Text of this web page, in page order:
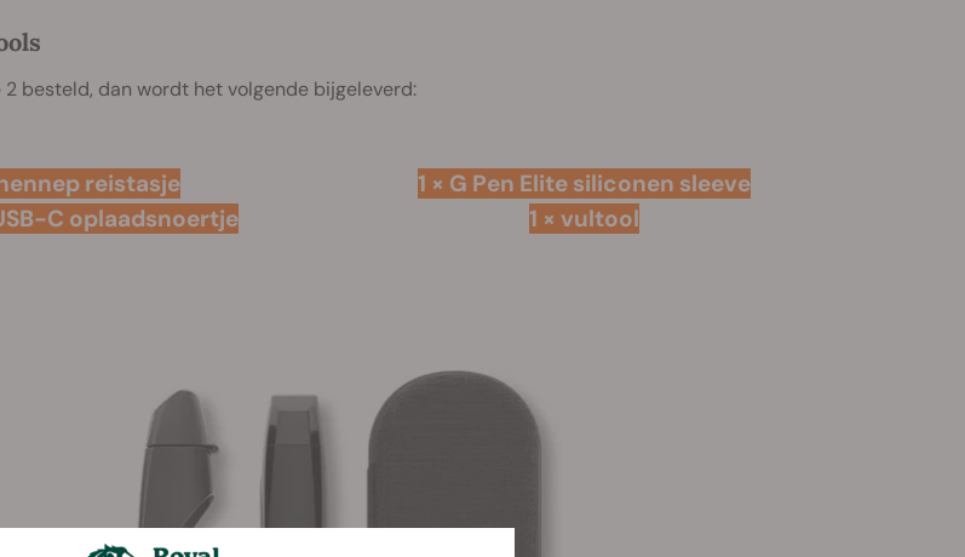
2 besteld, dan wordt het volgende bijgeleverd:
reistasje
C oplaadsnoertje
1 × G Pen Elite siliconen sleeve
1 × vultool